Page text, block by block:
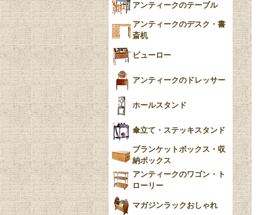
アンティークのテーブル
アンティークのデスク・書
斎机
ビューロー
アンティークのドレッサー
ホールスタンド
傘立て・ステッキスタンド
ブランケットボックス・収
納ボックス
アンティークのワゴン・ト
ローリー
マガジンラックおしゃれ